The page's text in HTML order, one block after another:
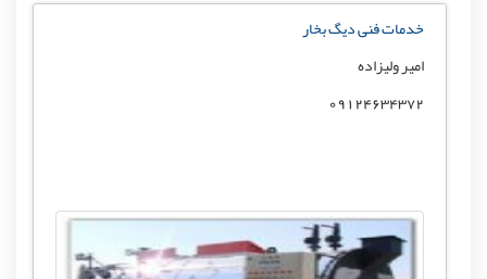
خدمات فنی دیگ بخار
امیر ولیزاده
09124634372